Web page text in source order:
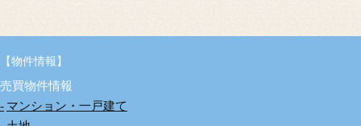
【物件情報】
売買物件情報
マンション・一戸建て